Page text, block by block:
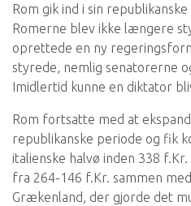
Rom gik ind i sin
Romerne blev ikke længere
oprettede en ny
styrede, nemlig senatorerne
Imidlertid kunne en diktator
Rom fortsatte med at
republikanske periode og fik
italienske halvø inden 338
fra 264-146 f.Kr. sammen
Grækenland, der gjorde det